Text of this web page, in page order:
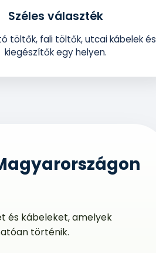
Széles választék
töltők, fali töltők, utcai kábelek és
kiegészítők egy helyen.
és kábeleket, amelyek
történik.